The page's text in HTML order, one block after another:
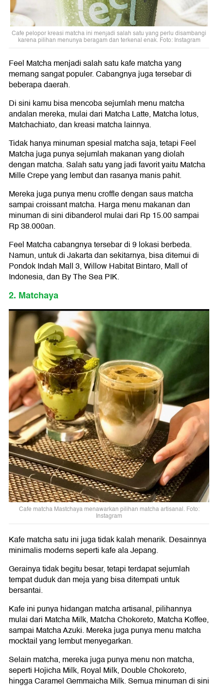
Cafe pelopor kreasi matcha ini menjadi salah satu yang perlu disambangi
karena pilihan menunya beragam dan terkenal enak. Foto: Instagram
Feel Matcha menjadi salah satu kafe matcha yang
memang sangat populer. Cabangnya juga tersebar di
beberapa daerah.
Di sini kamu bisa mencoba sejumlah menu matcha
andalan mereka, mulai dari Matcha Latte, Matcha lotus,
Matchachiato, dan kreasi matcha lainnya.
Tidak hanya minuman spesial matcha saja, tetapi Feel
Matcha juga punya sejumlah makanan yang diolah
dengan matcha. Salah satu yang jadi favorit yaitu Matcha
Mille Crepe yang lembut dan rasanya manis pahit.
Mereka juga punya menu croffle dengan saus matcha
sampai croissant matcha. Harga menu makanan dan
minuman di sini dibanderol mulai dari Rp 15.00 sampai
Rp 38.000an.
Feel Matcha cabangnya tersebar di 9 lokasi berbeda.
Namun, untuk di Jakarta dan sekitarnya, bisa ditemui di
Pondok Indah Mall 3, Willow Habitat Bintaro, Mall of
Indonesia, dan By The Sea PIK.
2. Matchaya
Cafe matcha Mastchaya menawarkan pilihan matcha artisanal. Foto:
Instagram
Kafe matcha satu ini juga tidak kalah menarik. Desainnya
minimalis moderns seperti kafe ala Jepang.
Gerainya tidak begitu besar, tetapi terdapat sejumlah
tempat duduk dan meja yang bisa ditempati untuk
bersantai.
Kafe ini punya hidangan matcha artisanal, pilihannya
mulai dari Matcha Milk, Matcha Chokoreto, Matcha Koffee,
sampai Matcha Azuki. Mereka juga punya menu matcha
mocktail yang lembut menyegarkan.
Selain matcha, mereka juga punya menu non matcha,
seperti Hojicha Milk, Royal Milk, Double Chokoreto,
hingga Caramel Gemmaicha Milk. Semua minuman di sini